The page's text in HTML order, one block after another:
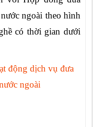
ngoài theo hình
có thời gian dưới
động dịch vụ đưa
ngoài